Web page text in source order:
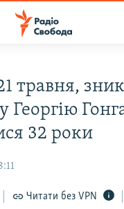
травня,
Георгію
32 роки
Читати без VPN